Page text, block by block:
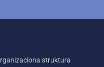
struktura